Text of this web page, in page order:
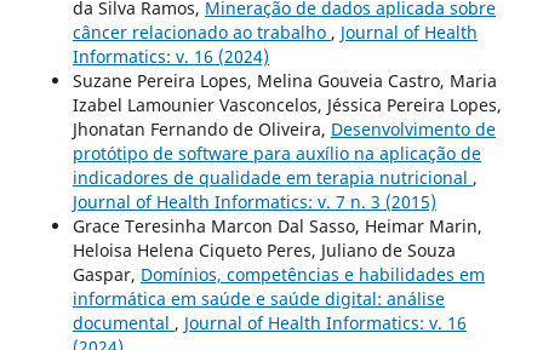
da Silva Ramos, Mineração de dados aplicada sobre
câncer relacionado ao trabalho , Journal of Health
Informatics: v. 16 (2024)
Suzane Pereira Lopes, Melina Gouveia Castro, Maria
Izabel Lamounier Vasconcelos, Jéssica Pereira Lopes,
Jhonatan Fernando de Oliveira, Desenvolvimento de
protótipo de software para auxílio na aplicação de
indicadores de qualidade em terapia nutricional ,
Journal of Health Informatics: v. 7 n. 3 (2015)
Grace Teresinha Marcon Dal Sasso, Heimar Marin,
Heloisa Helena Ciqueto Peres, Juliano de Souza
Gaspar, Domínios, competências e habilidades em
informática em saúde e saúde digital: análise
documental , Journal of Health Informatics: v. 16